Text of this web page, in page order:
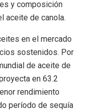
y composición
aceite de canola.
en el mercado
sostenidos. Por
de aceite de
en 63.2
rendimiento
período de sequía